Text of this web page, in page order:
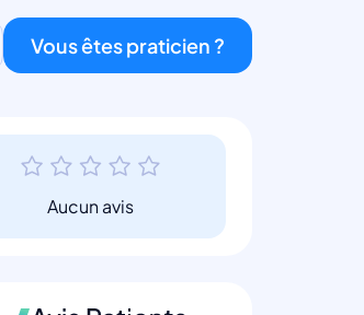
Vous êtes praticien ?
Aucun avis